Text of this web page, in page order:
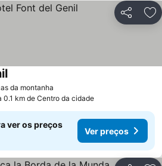
Partilhar
da montanha
0.1 km de Centro da cidade
ver os preços
Ver preços